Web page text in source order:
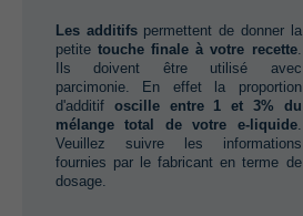
Les additifspermettent de donner la
petite‭ ‬touche finale à votre recette.‭
‬Ils doivent être utilisé avec
parcimonie.‭ ‬En effet la proportion
d'additif‭ ‬ oscille entre‭ ‬1‭ ‬et‭ ‬3%‭ ‬du
mélange total de votre e-liquide.‭
‬Veuillez suivre les informations
fournies par le fabricant en terme de
dosage.